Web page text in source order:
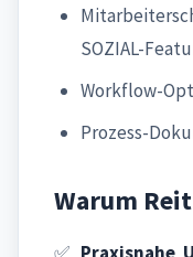
SOZIAL-
Workflow-
Prozess-
Warum